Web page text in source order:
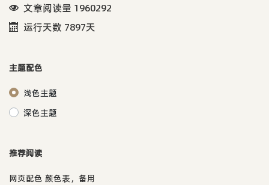
文章阅读量 1960292
运行天数 7897天
主题配色
浅色主题
深色主题
推荐阅读
网页配色 颜色表，备用